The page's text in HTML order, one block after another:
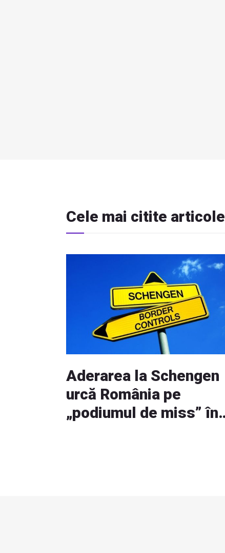
Cele mai citite articole
Aderarea la Schengen
urcă România pe
„podiumul de miss” în